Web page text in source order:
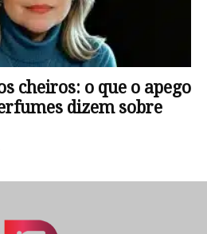
cheiros: o que o apego
dizem sobre